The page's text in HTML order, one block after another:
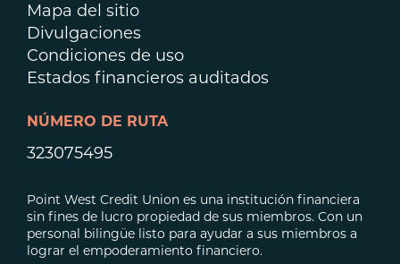
Mapa del sitio
Divulgaciones
Condiciones de uso
Estados financieros auditados
NÚMERO DE RUTA
323075495
Point West Credit Union es una institución financiera
sin fines de lucro propiedad de sus miembros. Con un
personal bilingüe listo para ayudar a sus miembros a
lograr el empoderamiento financiero.